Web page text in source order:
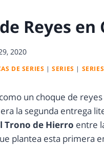
Reyes en
2020
DE SERIES |SERIES | SERIES
como un choque de
la segunda entrega
Trono de Hierro entre
plantea esta primera